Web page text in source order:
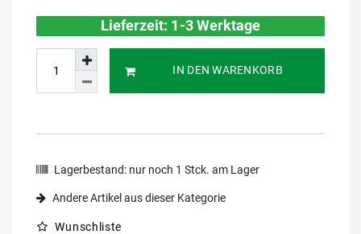
Lieferzeit: 1-3 Werktage
IN DEN WARENKORB
Lagerbestand: nur noch 1 Stck. am Lager
Andere Artikel aus dieser Kategorie
Wunschliste